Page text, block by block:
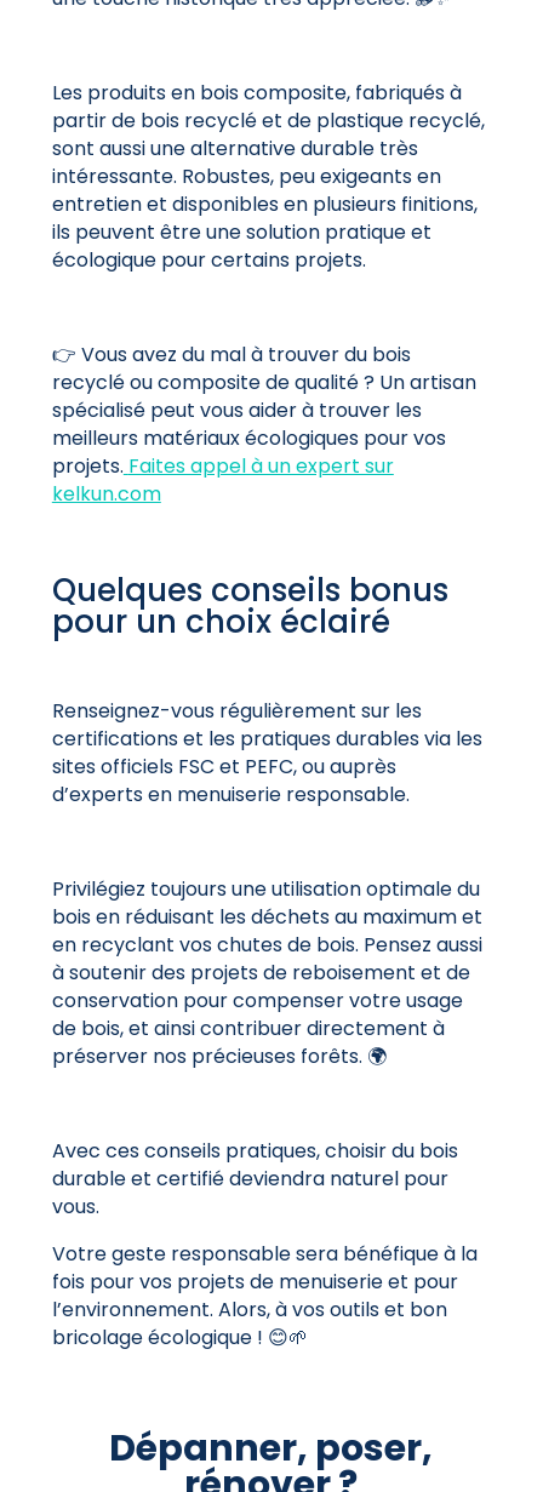
Les produits en bois composite, fabriqués à
partir de bois recyclé et de plastique recyclé,
sont aussi une alternative durable très
intéressante. Robustes, peu exigeants en
entretien et disponibles en plusieurs finitions,
ils peuvent être une solution pratique et
écologique pour certains projets.
👉 Vous avez du mal à trouver du bois
recyclé ou composite de qualité ? Un artisan
spécialisé peut vous aider à trouver les
meilleurs matériaux écologiques pour vos
projets. Faites appel à un expert sur
kelkun.com
Quelques conseils bonus
pour un choix éclairé
Renseignez-vous régulièrement sur les
certifications et les pratiques durables via les
sitesofficiels FSC et PEFC, ou auprès
d’experts en menuiserie responsable.
Privilégiez toujours une utilisation optimale du
bois en réduisant les déchets au maximum et
en recyclant vos chutes de bois. Pensez aussi
à soutenir des projets de reboisement et de
conservation pour compenser votre usage
de bois, et ainsi contribuer directement à
préserver nos précieuses forêts. 🌍
Avec ces conseils pratiques, choisir du bois
durable et certifié deviendra naturel pour
vous.
Votre geste responsable sera bénéfique à la
fois pour vos projets de menuiserie et pour
l’environnement. Alors, à vos outils et bon
bricolage écologique ! 😊🌱
Dépanner, poser,